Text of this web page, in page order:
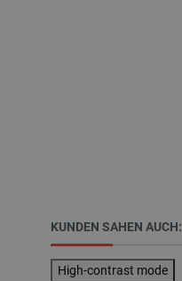
KUNDEN SAHEN AUCH:
High-contrast mode